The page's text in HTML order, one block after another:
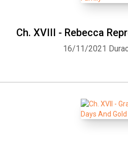
Ch. XVIII - Rebecca
16/11/2021